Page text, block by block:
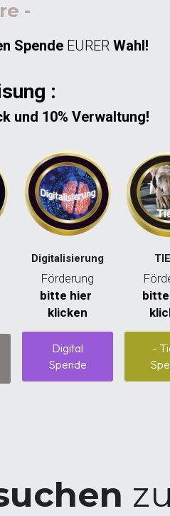
-
Spende EURER Wahl!
:
und 10% Verwaltung!
Digitalisierung
Förderung
bitte hier
klicken
Digital
Spende
-